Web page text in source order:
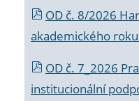
OD č. 8/2026
akademického
OD č. 7_2026
institucionální